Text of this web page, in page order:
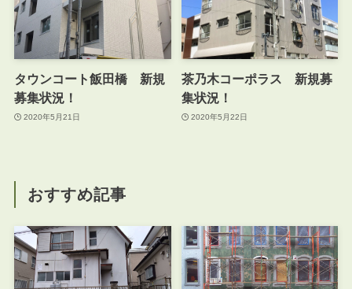
タウンコート飯田橋 新規
募集状況！
2020年5月21日
茶乃木コーポラス 新規募
集状況！
2020年5月22日
おすすめ記事